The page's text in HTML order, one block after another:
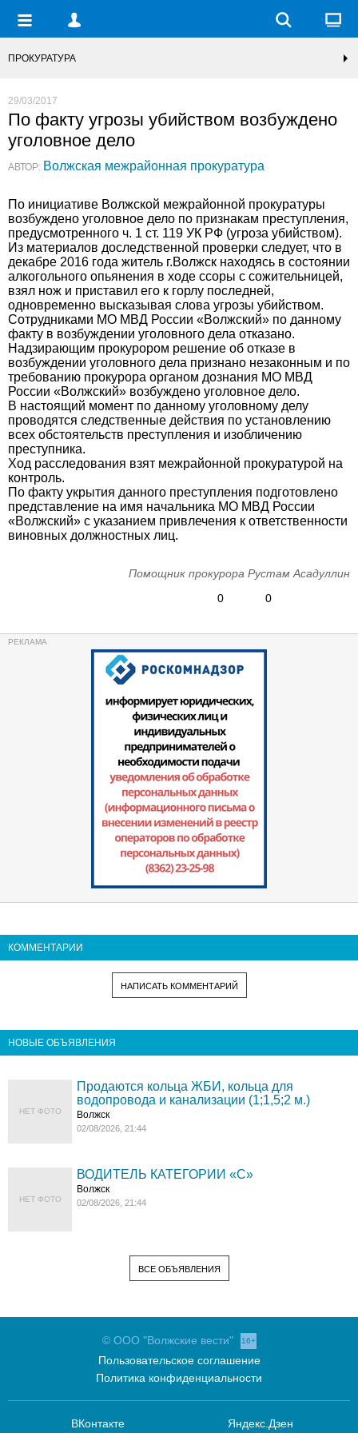
ПРОКУРАТУРА
29/03/2017
По факту угрозы убийством возбуждено
уголовное дело
АВТОР: Волжская межрайонная прокуратура
По инициативе Волжской межрайонной прокуратуры
возбуждено уголовное дело по признакам преступления,
предусмотренного ч. 1 ст. 119 УК РФ (угроза убийством).
Из материалов доследственной проверки следует, что в
декабре 2016 года житель г.Волжск находясь в состоянии
алкогольного опьянения в ходе ссоры с сожительницей,
взял нож и приставил его к горлу последней,
одновременно высказывая слова угрозы убийством.
Сотрудниками МО МВД России «Волжский» по данному
факту в возбуждении уголовного дела отказано.
Надзирающим прокурором решение об отказе в
возбуждении уголовного дела признано незаконным и по
требованию прокурора органом дознания МО МВД
России «Волжский» возбуждено уголовное дело.
В настоящий момент по данному уголовному делу
проводятся следственные действия по установлению
всех обстоятельств преступления и изобличению
преступника.
Ход расследования взят межрайонной прокуратурой на
контроль.
По факту укрытия данного преступления подготовлено
представление на имя начальника МО МВД России
«Волжский» с указанием привлечения к ответственности
виновных должностных лиц.
Помощник прокурора Рустам Асадуллин
0
0
КОММЕНТАРИИ
НАПИСАТЬ КОММЕНТАРИЙ
НОВЫЕ ОБЪЯВЛЕНИЯ
НЕТ ФОТО
Продаются кольца ЖБИ, кольца для
водопровода и канализации (1;1,5;2 м.)
Волжск
02/08/2026, 21:44
НЕТ ФОТО
ВОДИТЕЛЬ КАТЕГОРИИ «C»
Волжск
02/08/2026, 21:44
ВСЕ ОБЪЯВЛЕНИЯ
© ООО "Волжские вести" 16+
Пользовательское соглашение
Политика конфиденциальности
ВКонтакте Яндекс.Дзен